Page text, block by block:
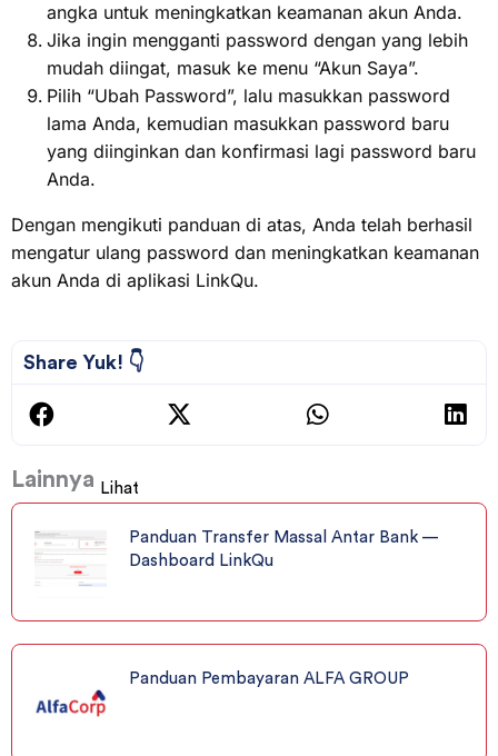
angka untuk meningkatkan keamanan akun Anda.
Jika ingin mengganti password dengan yang lebih
mudah diingat, masuk ke menu “Akun Saya”.
Pilih “Ubah Password”, lalu masukkan password
lama Anda, kemudian masukkan password baru
yang diinginkan dan konfirmasi lagi password baru
Anda.
Dengan mengikuti panduan di atas, Anda telah berhasil
mengatur ulang password dan meningkatkan keamanan
akun Anda di aplikasi LinkQu.
Share Yuk! 👇
Lainnya Lihat
Panduan Transfer Massal Antar Bank —
Dashboard LinkQu
Panduan Pembayaran ALFA GROUP